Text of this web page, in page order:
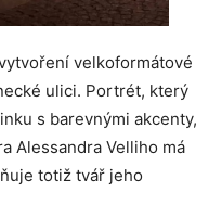
velkoformátové
ulici. Portrét, který
s barevnými akcenty,
Alessandra Velliho má
totiž tvář jeho